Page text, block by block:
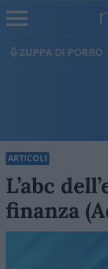
ECONOMIA
ARTICOLI
L’abc
finanza